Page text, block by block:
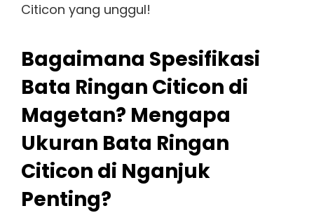
Citicon yang unggul!
Bagaimana Spesifikasi
Bata Ringan Citicon di
Magetan? Mengapa
Ukuran Bata Ringan
Citicon di Nganjuk
Penting?